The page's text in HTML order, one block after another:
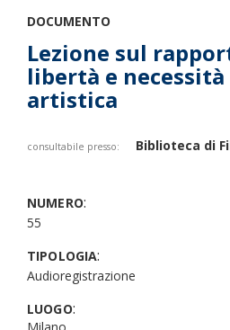
DOCUMENTO
Lezione sul
libertà e
artistica
consultabile presso: Biblioteca di
NUMERO:
55
TIPOLOGIA:
Audioregistrazione
LUOGO: